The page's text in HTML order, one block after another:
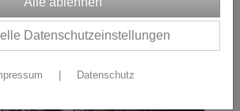
Datenschutzeinstellungen
Datenschutz